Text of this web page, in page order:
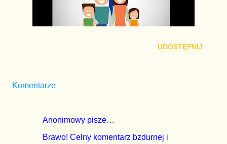
UDOSTĘPNIJ
Komentarze
Anonimowy pisze…
Brawo! Celny komentarz bzdurnej i